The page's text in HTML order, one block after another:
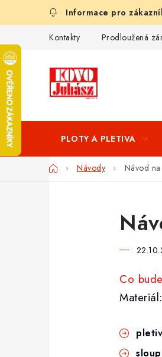
Kontakty Prodloužená
PLOTY A PLETIVA
DomůNávody Návod
Co
Materiál: